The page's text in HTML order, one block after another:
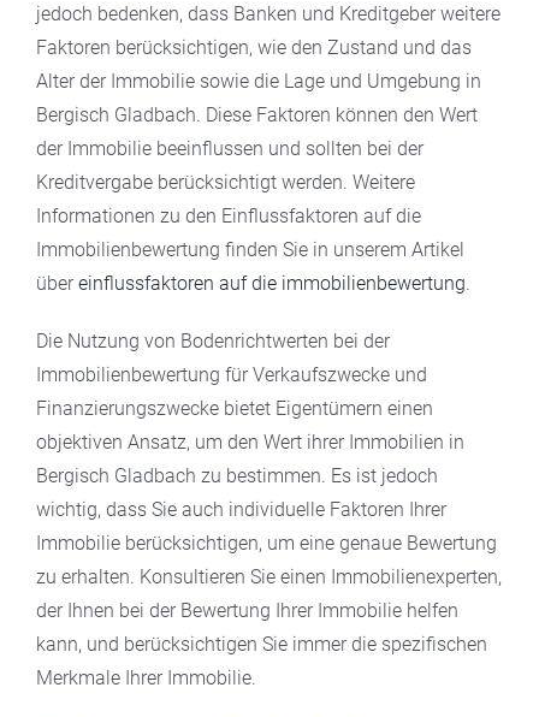
jedoch bedenken, dass Banken und Kreditgeber weitere
Faktoren berücksichtigen, wie den Zustand und das
Alter der Immobilie sowie die Lage und Umgebung in
Bergisch Gladbach. Diese Faktoren können den Wert
der Immobilie beeinflussen und sollten bei der
Kreditvergabe berücksichtigt werden. Weitere
Informationen zu den Einflussfaktoren auf die
Immobilienbewertung finden Sie in unserem Artikel
über einflussfaktoren auf die immobilienbewertung.
Die Nutzung von Bodenrichtwerten bei der
Immobilienbewertung für Verkaufszwecke und
Finanzierungszwecke bietet Eigentümern einen
objektiven Ansatz, um den Wert ihrer Immobilien in
Bergisch Gladbach zu bestimmen. Es ist jedoch
wichtig, dass Sie auch individuelle Faktoren Ihrer
Immobilie berücksichtigen, um eine genaue Bewertung
zu erhalten. Konsultieren Sie einen Immobilienexperten,
der Ihnen bei der Bewertung Ihrer Immobilie helfen
kann, und berücksichtigen Sie immer die spezifischen
Merkmale Ihrer Immobilie.